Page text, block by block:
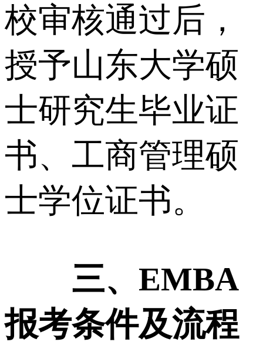
校审核通过后，
授予山东大学硕
士研究生毕业证
书、工商管理硕
士学位证书。
三、EMBA
报考条件及流程